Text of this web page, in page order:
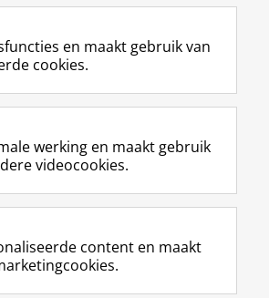
22 februari 2023 10:18
RUG
F
a
e
b
o
p
a
L
i
k
e
I
-
p
R
S
-
f
e
R
I
n
t
r
m
Y
o
T
e
k
en maakt gebruik van
cookies.
werking en maakt gebruik
videocookies.
content en maakt